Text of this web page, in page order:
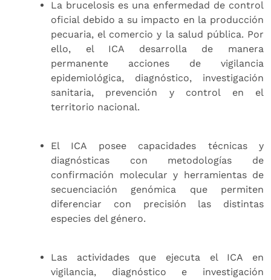
La brucelosis es una enfermedad de control
oficial debido a su impacto en la producción
pecuaria, el comercio y la salud pública. Por
ello, el ICA desarrolla de manera
permanente acciones de vigilancia
epidemiológica, diagnóstico, investigación
sanitaria, prevención y control en el
territorio nacional.
El ICA posee capacidades técnicas y
diagnósticas con metodologías de
confirmación molecular y herramientas de
secuenciación genómica que permiten
diferenciar con precisión las distintas
especies del género.
Las actividades que ejecuta el ICA en
vigilancia, diagnóstico e investigación